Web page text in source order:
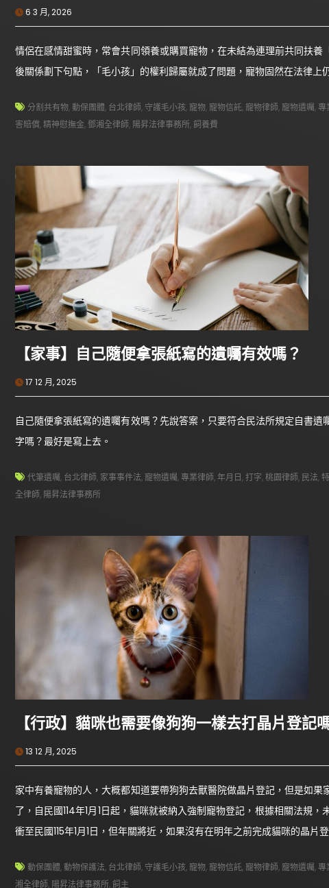
6 3 月, 2026
情侶在感情甜蜜時，常會共同領養或購買寵物，在未結為連理前共同扶
後關係劃下句點，「毛小孩」的權利歸屬就成了問題，寵物固然在法律上
分割共有物,動保團體, 台北律師, 守護毛小孩, 寵物, 寵物信託, 寵物律師, 寵物遺囑,專
害賠償,精神慰撫金, 鄧湘全律師, 陽昇法律事務所,飼養費
【家事】自己隨便拿張紙寫的遺囑有效嗎？
17 12 月, 2025
自己隨便拿張紙寫的遺囑有效嗎？先說答案，只要符合民法所規定自書
字嗎？最好是寫上去。
代筆遺囑, 台北律師, 家事事件法, 寵物遺囑,專業律師,年月日,打字,桃園律師, 民法,
全律師, 陽昇法律事務所
【行政】貓咪也需要像狗狗一樣去打晶片登記
13 12 月, 2025
家中有養寵物的人，大概都知道要帶狗狗去獸醫院做晶片登記，但是如
了，自民國114年1月1日起，貓咪就被納入強制寵物登記，根據相關法規
衝至民國115年1月1日，但年關將近，如果沒有在明年之前完成貓咪的晶片
動保團體,動物保護法, 台北律師, 守護毛小孩, 寵物, 寵物信託, 寵物律師, 寵物遺囑,專
湘全律師, 陽昇法律事務所,飼主